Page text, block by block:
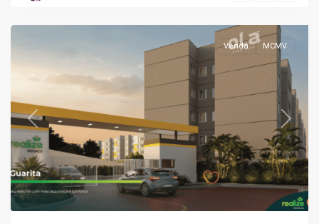
Previous Next
Venda MCMV